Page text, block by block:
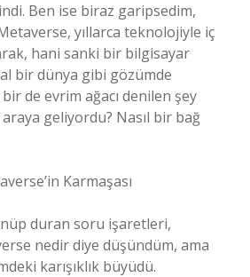
Ben ise biraz garipsedim,
yıllarca teknolojiyle iç
hani sanki bir bilgisayar
bir dünya gibi gözümde
de evrim ağacı denilen şey
araya geliyordu? Nasıl bir bağ
Karmaşası
duran soru işaretleri,
nedir diye düşündüm, ama
karışıklık büyüdü.